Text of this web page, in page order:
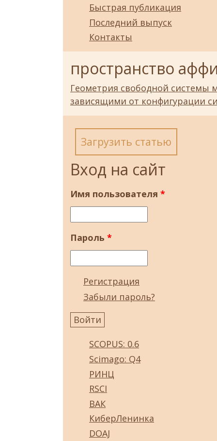
Быстрая публикация
Последний выпуск
Контакты
пространство
Геометрия свободной системы
зависящими от конфигурации
Загрузить статью
Вход на сайт
Имя пользователя *
Пароль *
Регистрация
Забыли пароль?
SCOPUS: 0.6
Scimago: Q4
РИНЦ
RSCI
ВАК
КиберЛенинка
DOAJ